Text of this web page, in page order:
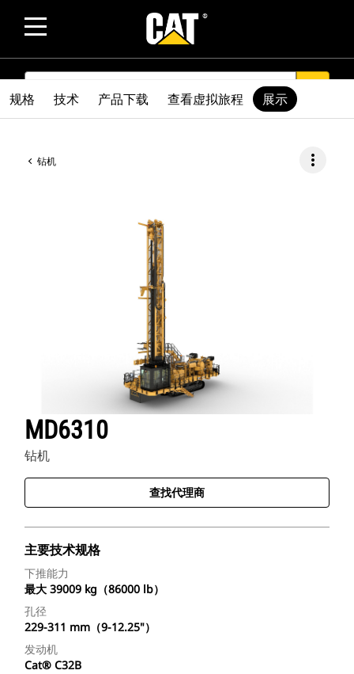
SEARCH
钻机 more_vert
MD6310
钻机
查找代理商
主要技术规格
下推能力
最大 39009 kg（86000 lb）
孔径
229-311 mm（9-12.25"）
发动机
Cat® C32B
规格 技术 产品下载 查看虚拟旅程 展示